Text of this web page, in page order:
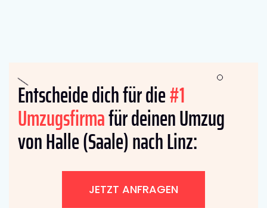
Entscheide dich für die#1
Umzugsfirmafür deinen Umzug
von Halle (Saale) nach Linz:
JETZT ANFRAGEN